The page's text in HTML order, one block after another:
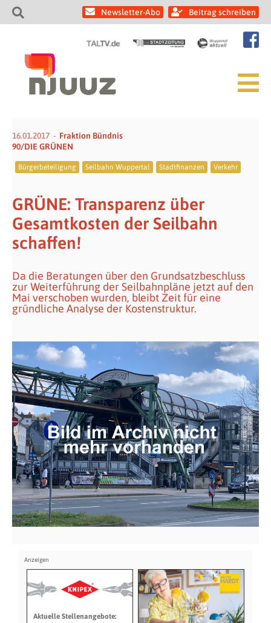
Newsletter-Abo Beitrag schreiben
16.01.2017
Fraktion Bündnis
90/DIE GRÜNEN
Bürgerbeteiligung Seilbahn Wuppertal Stadtfinanzen Verkehr
GRÜNE: Transparenz über
Gesamtkosten der Seilbahn
schaffen!
Da die Beratungen über den Grundsatzbeschluss
zur Weiterführung der Seilbahnpläne jetzt auf den
Mai verschoben wurden, bleibt Zeit für eine
gründliche Analyse der Kostenstruktur.
Aktuelle Stellenangebote: